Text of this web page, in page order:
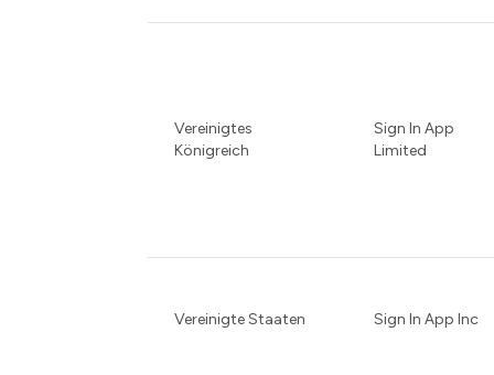
Vereinigtes
Königreich
Sign In App
Limited
Vereinigte Staaten Sign In App Inc